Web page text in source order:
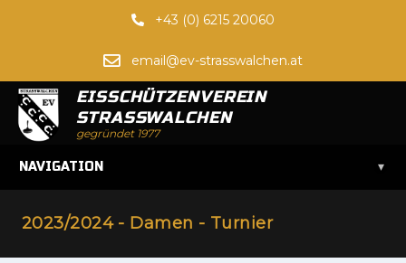
+43 (0) 6215 20060
email@ev-strasswalchen.at
EISSCHÜTZENVEREIN
STRASSWALCHEN
gegründet 1977
NAVIGATION ▾
2023/2024 - Damen - Turnier